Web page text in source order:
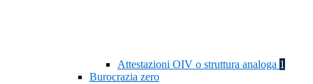
Attestazioni OIV o struttura analoga 1
Burocrazia zero